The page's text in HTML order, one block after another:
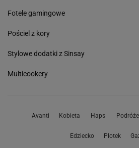
Fotele gamingowe
Pościel z kory
Stylowe dodatki z Sinsay
Multicookery
Avanti Kobieta Haps Podróże
Edziecko Plotek